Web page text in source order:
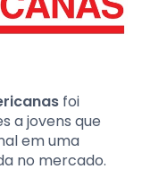
foi
a jovens que
em uma
no mercado.